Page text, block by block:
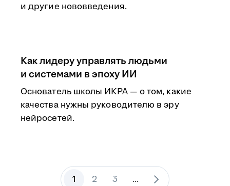
и другие нововведения.
Как лидеру управлять людьми
и системами в эпоху ИИ
Основатель школы ИКРА — о том, какие
качества нужны руководителю в эру
нейросетей.
1 2 3 ...